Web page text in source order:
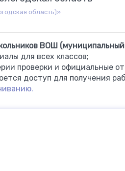
область)»
ВОШ (муниципальный
для всех классов;
проверки и официальные
доступ для получения